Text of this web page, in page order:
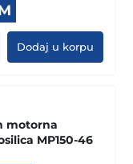
price
is:
44,90 KM.
Dodaj u korpu
motorna
MP150-46